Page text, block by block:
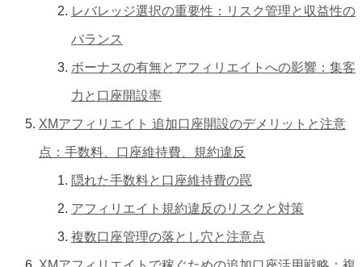
レバレッジ選択の重要性：リスク管理と収益性の
バランス
ボーナスの有無とアフィリエイトへの影響：集客
力と口座開設率
XMアフィリエイト 追加口座開設のデメリットと注意
点：手数料、口座維持費、規約違反
隠れた手数料と口座維持費の罠
アフィリエイト規約違反のリスクと対策
複数口座管理の落とし穴と注意点